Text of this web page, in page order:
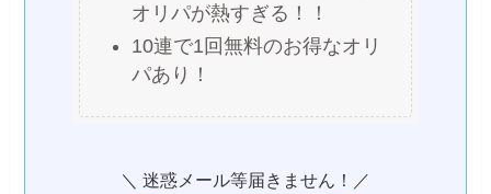
オリパが熱すぎる！！
10連で1回無料のお得なオリ
パあり！
＼ 迷惑メール等届きません！／